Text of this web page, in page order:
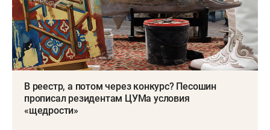
В реестр, а потом через конкурс? Песошин
прописал резидентам ЦУМа условия
«щедрости»